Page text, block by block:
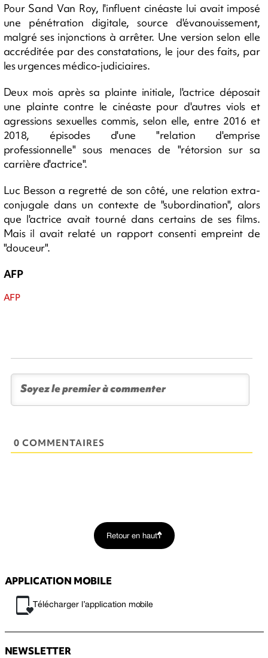
Pour Sand Van Roy, l'influent cinéaste lui avait imposé
une pénétration digitale, source d'évanouissement,
malgré ses injonctions à arrêter. Une version selon elle
accréditée par des constatations, le jour des faits, par
les urgences médico-judiciaires.
Deux mois après sa plainte initiale, l'actrice déposait
une plainte contre le cinéaste pour d'autres viols et
agressions sexuelles commis, selon elle, entre 2016 et
2018, épisodes d'une "relation d'emprise
professionnelle" sous menaces de "rétorsion sur sa
carrière d'actrice".
Luc Besson a regretté de son côté, une relation extra-
conjugale dans un contexte de "subordination", alors
que l'actrice avait tourné dans certains de ses films.
Mais il avait relaté un rapport consenti empreint de
"douceur".
AFP
AFP
0 COMMENTAIRES
Retour en haut
APPLICATION MOBILE
Télécharger l’application mobile
NEWSLETTER